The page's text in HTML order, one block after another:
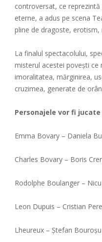
controversat, ce
eterne, a adus pe scena
pline de dragoste, erotism,
La finalul spectacolului,
misterul acestei povești ce
imoralitatea, mărginirea,
cruzimea, generate de
Personajele vor fi jucate
Emma Bovary – Daniela
Charles Bovary – Boris
Rodolphe Boulanger –
Leon Dupuis – Cristian
Lheureux – Ștefan Bouroșu